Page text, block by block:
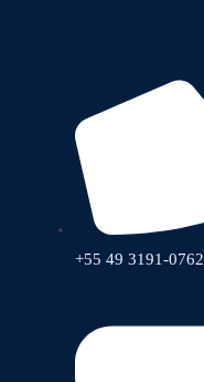
+55 49 3191-0762